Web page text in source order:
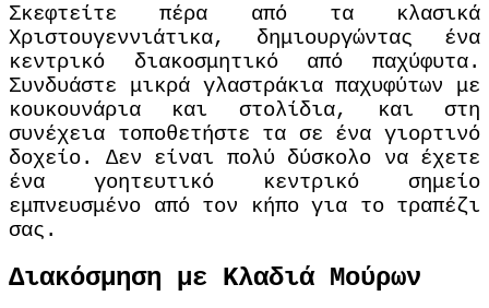
Σκεφτείτε πέρα ​​από τα κλασικά
Χριστουγεννιάτικα, δημιουργώντας ένα
κεντρικό διακοσμητικό από παχύφυτα.
Συνδυάστε μικρά γλαστράκια παχυφύτων με
κουκουνάρια και στολίδια, και στη
συνέχεια τοποθετήστε τα σε ένα γιορτινό
δοχείο. Δεν είναι πολύ δύσκολο να έχετε
ένα γοητευτικό κεντρικό σημείο
εμπνευσμένο από τον κήπο για το τραπέζι
σας.
Διακόσμηση με Κλαδιά Μούρων